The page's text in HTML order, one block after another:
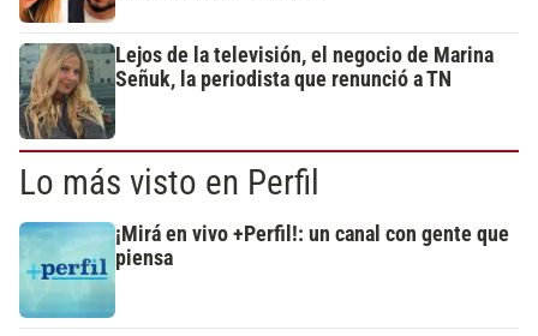
Lejos de la televisión, el negocio de Marina
Señuk, la periodista que renunció a TN
Lo más visto en Perfil
¡Mirá en vivo +Perfil!: un canal con gente que
piensa